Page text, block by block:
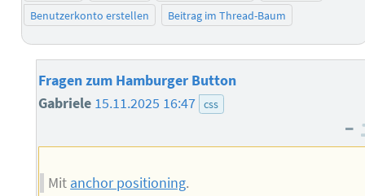
Benutzerkonto erstellen
Beitrag im Thread-Baum
Fragen zum Hamburger Button
Gabriele 15.11.2025 16:47 css
–
Mit anchor positioning.